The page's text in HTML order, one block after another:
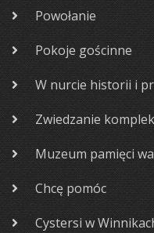
Powołanie
Pokoje gościnne
W nurcie historii i
Zwiedzanie
Muzeum pamięci
Chcę pomóc
Cystersi w